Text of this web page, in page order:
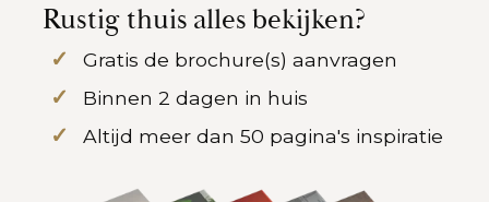
Rustig thuis alles bekijken?
Gratis de brochure(s) aanvragen
Binnen 2 dagen in huis
Altijd meer dan 50 pagina's inspiratie